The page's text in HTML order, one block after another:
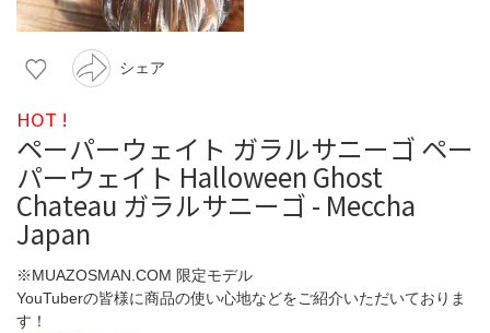
シェア
HOT !
ペーパーウェイト ガラルサニーゴ ペー
パーウェイト Halloween Ghost
Chateau ガラルサニーゴ - Meccha
Japan
※MUAZOSMAN.COM 限定モデル
YouTuberの皆様に商品の使い心地などをご紹介いただいておりま
す！